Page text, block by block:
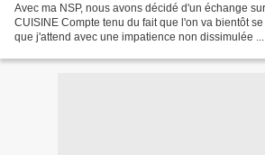
Avec ma NSP, nous avons décidé d'un échange
CUISINE Compte tenu du fait que l'on va bientôt
que j'attend avec une impatience non dissimulée